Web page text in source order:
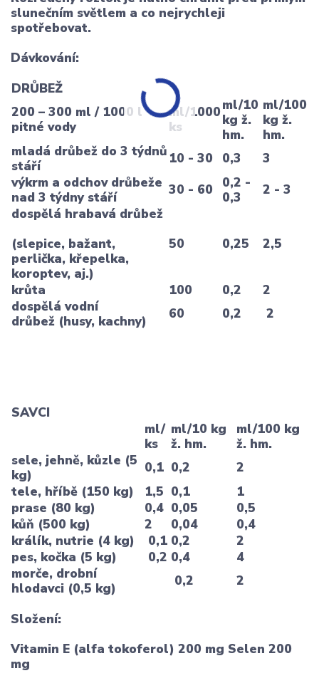
slunečním světlem a co nejrychleji
spotřebovat.
Dávkování:
DRŮBEŽ
200 – 300 ml / 1000 l
pitné vody
ml/1000
ks
ml/10
kg ž.
hm.
ml/100
kg ž.
hm.
mladá drůbež do 3 týdnů
stáří
10 - 30 0,3
3
výkrm a odchov drůbeže
nad 3 týdny stáří
30 - 60
0,2 -
0,3
2 - 3
dospělá hrabavá drůbež
(slepice, bažant,
perlička, křepelka,
koroptev, aj.)
50 0,25 2,5
krůta 100 0,2
2
dospělá vodní
drůbež (husy, kachny)
60 0,2 2
SAVCI
ml/
ks
ml/10 kg
ž. hm.
ml/100 kg
ž. hm.
sele, jehně, kůzle (5
kg)
0,1 0,2
2
tele, hříbě (150 kg)
1,5 0,1
1
prase (80 kg)
0,4 0,05
0,5
kůň (500 kg)
2 0,04
0,4
králík, nutrie (4 kg)
0,1 0,2
2
pes, kočka (5 kg)
0,2 0,4
4
morče, drobní
hlodavci (0,5 kg)
0,2 2
Složení:
Vitamin E (alfa tokoferol) 200 mg Selen 200
mg